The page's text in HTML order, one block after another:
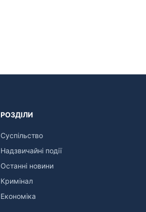
РОЗДІЛИ
Суспільство
Надзвичайні події
Останні новини
Кримінал
Економіка